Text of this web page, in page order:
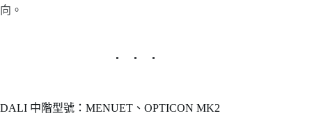
向。
DALI 中階型號：MENUET、OPTICON MK2